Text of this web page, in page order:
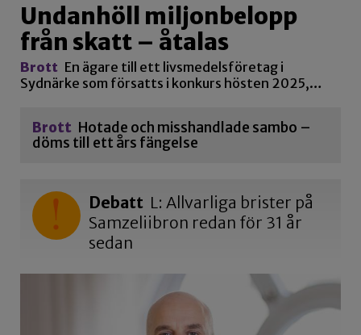
Undanhöll miljonbelopp
från skatt – åtalas
Brott En ägare till ett livsmedelsföretag i
Sydnärke som försatts i konkurs hösten 2025,…
Brott Hotade och misshandlade sambo –
döms till ett års fängelse
Debatt L: Allvarliga brister på
Samzeliibron redan för 31 år
sedan